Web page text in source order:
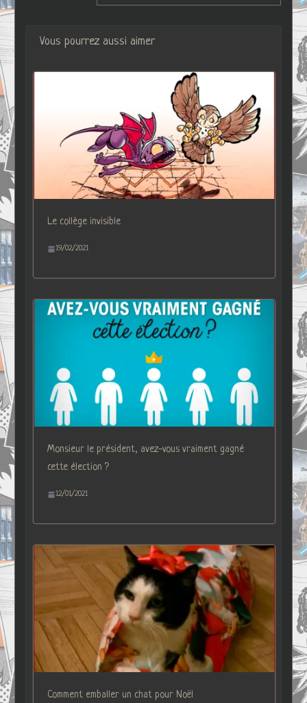
Vous pourrez aussi aimer
Le collège invisible
19/02/2021
Monsieur le président, avez-vous vraiment gagné
cette élection ?
12/01/2021
Comment emballer un chat pour Noël